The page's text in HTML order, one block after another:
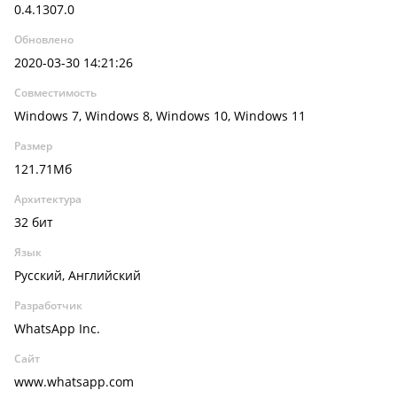
0.4.1307.0
Обновлено
2020-03-30 14:21:26
Совместимость
Windows 7, Windows 8, Windows 10, Windows 11
Размер
121.71Мб
Архитектура
32 бит
Язык
Русский, Английский
Разработчик
WhatsApp Inc.
Сайт
www.whatsapp.com